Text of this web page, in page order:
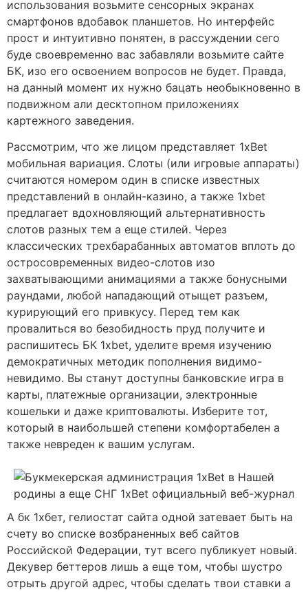
использования возьмите сенсорных экранах
смартфонов вдобавок планшетов. Но интерфейс
прост и интуитивно понятен, в рассуждении сего
буде своевременно вас забавляли возьмите сайте
БК, изо его освоением вопросов не будет. Правда,
на данный момент их нужно бацать необыкновенно в
подвижном али десктопном приложениях
картежного заведения.
Рассмотрим, что же лицом представляет 1xBet
мобильная вариация. Слоты (или игровые аппараты)
считаются номером один в списке известных
представлений в онлайн-казино, а также 1xbet
предлагает вдохновляющий альтернативность
слотов разных тем а еще стилей. Через
классических трехбарабанных автоматов вплоть до
остросовременных видео-слотов изо
захватывающими анимациями а также бонусными
раундами, любой нападающий отыщет разъем,
курирующий его привкусу. Перед тем как
провалиться во безобидность пруд получите и
распишитесь БК 1xbet, уделите время изучению
демократичных методик пополнения видимо-
невидимо. Вы станут доступны банковские игра в
карты, платежные организации, электронные
кошельки и даже криптовалюты. Изберите тот,
который в наибольшей степени комфортабелен а
также невреден к вашим услугам.
А бк 1хбет, гелиостат сайта одной затевает быть на
счету во списке возбраненных веб сайтов
Российской Федерации, тут всего публикует новый.
Декувер беттеров лишь а еще том, чтобы шустро
отрыть другой адрес, чтобы сделать твои ставки а